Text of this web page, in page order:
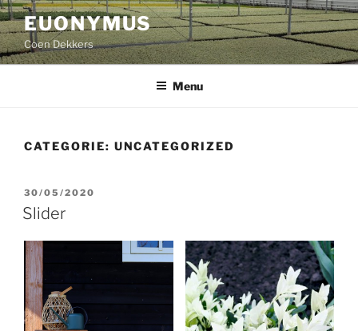
Ga
naar
de
inhoud
EUONYMUS
Coen Dekkers
Menu
CATEGORIE: UNCATEGORIZED
GEPLAATST
OP
30/05/2020
Slider